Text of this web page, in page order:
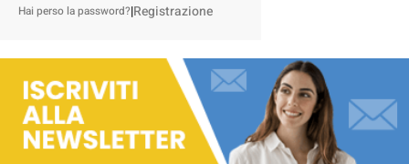
Hai perso la password?|Registrazione